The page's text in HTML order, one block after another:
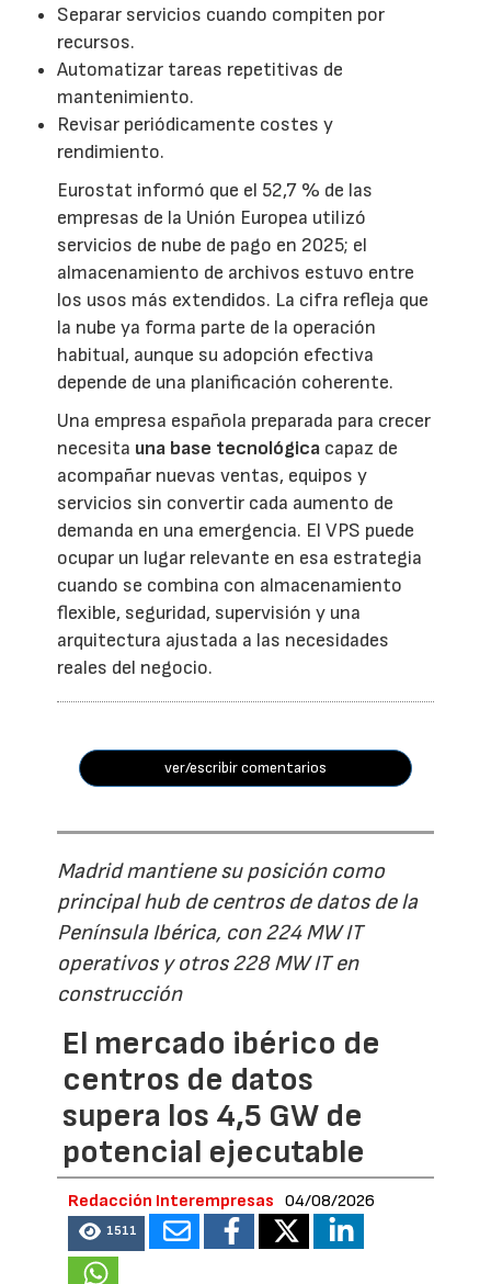
Separar servicios cuando compiten por
recursos.
Automatizar tareas repetitivas de
mantenimiento.
Revisar periódicamente costes y
rendimiento.
Eurostat informó que el 52,7 % de las
empresas de la Unión Europea utilizó
servicios de nube de pago en 2025; el
almacenamiento de archivos estuvo entre
los usos más extendidos. La cifra refleja que
la nube ya forma parte de la operación
habitual, aunque su adopción efectiva
depende de una planificación coherente.
Una empresa española preparada para crecer
necesita una base tecnológica capaz de
acompañar nuevas ventas, equipos y
servicios sin convertir cada aumento de
demanda en una emergencia. El VPS puede
ocupar un lugar relevante en esa estrategia
cuando se combina con almacenamiento
flexible, seguridad, supervisión y una
arquitectura ajustada a las necesidades
reales del negocio.
ver/escribir comentarios
Madrid mantiene su posición como
principal hub de centros de datos de la
Península Ibérica, con 224 MW IT
operativos y otros 228 MW IT en
construcción
El mercado ibérico de
centros de datos
supera los 4,5 GW de
potencial ejecutable
Redacción Interempresas 04/08/2026
1511